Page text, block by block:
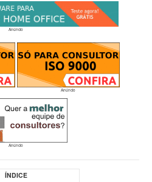
Anúncio
Anúncio
Anúncio
ÍNDICE